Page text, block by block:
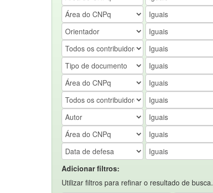
Adicionar filtros:
Utilizar filtros para refinar o resultado de busca.